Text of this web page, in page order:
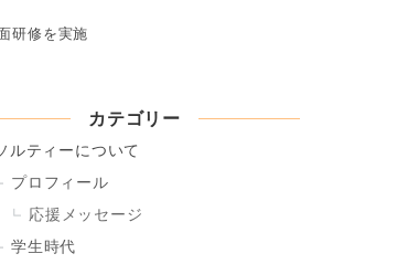
研修を実施
カテゴリー
ルティーについて
プロフィール
応援メッセージ
学生時代